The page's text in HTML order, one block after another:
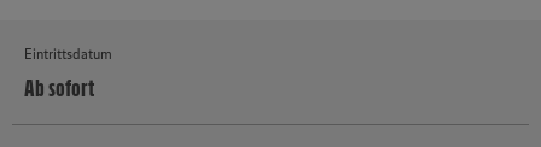
Eintrittsdatum
Ab sofort